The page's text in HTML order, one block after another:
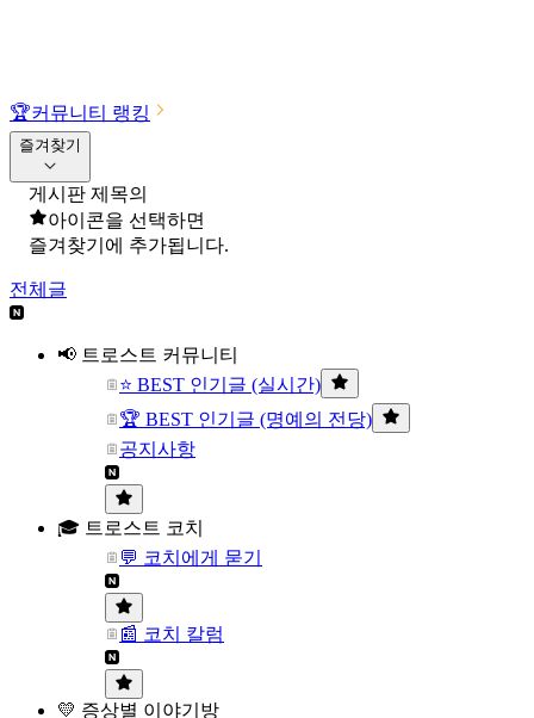
🏆커뮤니티 랭킹
즐겨찾기
게시판 제목의
아이콘을 선택하면
즐겨찾기에 추가됩니다.
전체글
📢 트로스트 커뮤니티
⭐ BEST 인기글 (실시간)
🏆 BEST 인기글 (명예의 전당)
공지사항
🎓 트로스트 코치
💬 코치에게 묻기
📰 코치 칼럼
💛 증상별 이야기방